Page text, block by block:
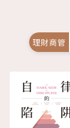
理財商管